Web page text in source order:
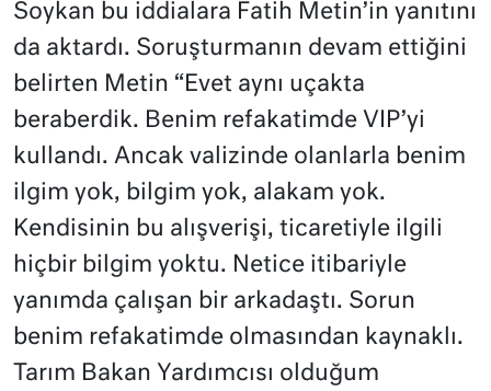
Soykan bu iddialara Fatih Metin’in yanıtını
da aktardı. Soruşturmanın devam ettiğini
belirten Metin “Evet aynı uçakta
beraberdik. Benim refakatimde VIP’yi
kullandı. Ancak valizinde olanlarla benim
ilgim yok, bilgim yok, alakam yok.
Kendisinin bu alışverişi, ticaretiyle ilgili
hiçbir bilgim yoktu. Netice itibariyle
yanımda çalışan bir arkadaştı. Sorun
benim refakatimde olmasından kaynaklı.
Tarım Bakan Yardımcısı olduğum